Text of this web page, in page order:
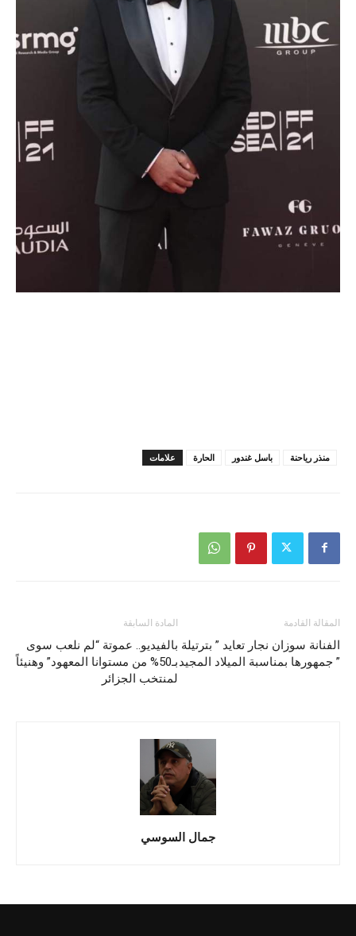
علامات الحارة باسل غندور منذر رياحنة
المادة السابقة
بالفيديو.. عموتة “لم نلعب سوى
بـ50% من مستوانا المعهود” وهنيئاً
لمنتخب الجزائر
المقالة القادمة
الفنانة سوزان نجار تعايد ” بترتيلة
” جمهورها بمناسبة الميلاد المجيد
جمال السوسي